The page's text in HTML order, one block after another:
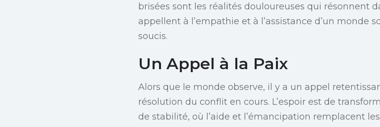
brisées sont les réalités douloureuses qui résonnent
appellent à l’empathie et à l’assistance d’un monde
soucis.
Un Appel à la Paix
Alors que le monde observe, il y a un appel
résolution du conflit en cours. L’espoir est de
de stabilité, où l’aide et l’émancipation remplacent